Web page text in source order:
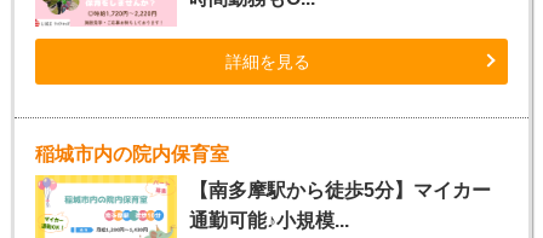
詳細を見る
稲城市内の院内保育室
【南多摩駅から徒歩5分】マイカー
通勤可能♪小規模...